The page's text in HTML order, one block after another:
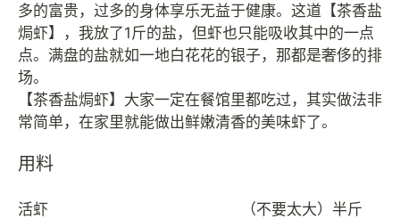
多的富贵，过多的身体享乐无益于健康。这道【茶香盐
焗虾】，我放了1斤的盐，但虾也只能吸收其中的一点
点。满盘的盐就如一地白花花的银子，那都是奢侈的排
场。
【茶香盐焗虾】大家一定在餐馆里都吃过，其实做法非
用料
活虾 （不要太大）半斤